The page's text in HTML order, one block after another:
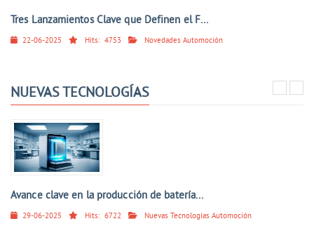
Tres Lanzamientos Clave que Definen el F...
22-06-2025 Hits: 4753 Novedades Automoción
NUEVAS TECNOLOGÍAS
Avance clave en la producción de batería...
29-06-2025 Hits: 6722 Nuevas Tecnologías Automoción